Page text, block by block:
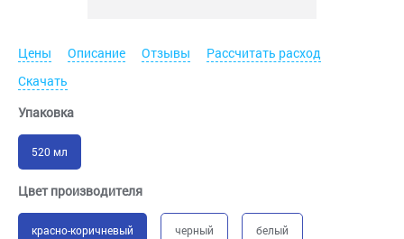
Цены Описание Отзывы
Рассчитать расход
Скачать
Упаковка
520 мл
Цвет производителя
красно-коричневый черный белый